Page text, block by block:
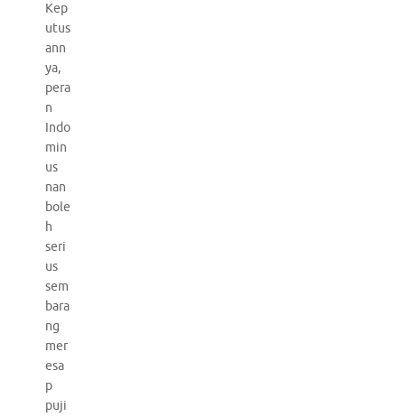
Kep
utus
ann
ya,
pera
n
Indo
min
us
nan
bole
h
seri
us
sem
bara
ng
mer
esa
p
puji